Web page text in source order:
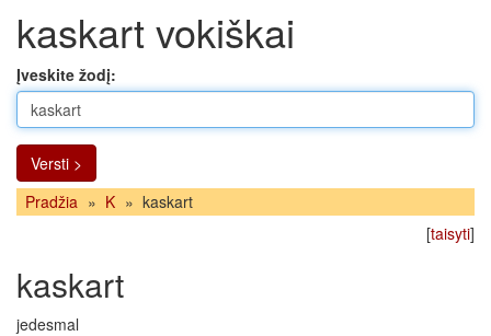
kaskart vokiškai
Įveskite žodį:
Versti >
Pradžia » K » kaskart
[taisyti]
kaskart
jedesmal